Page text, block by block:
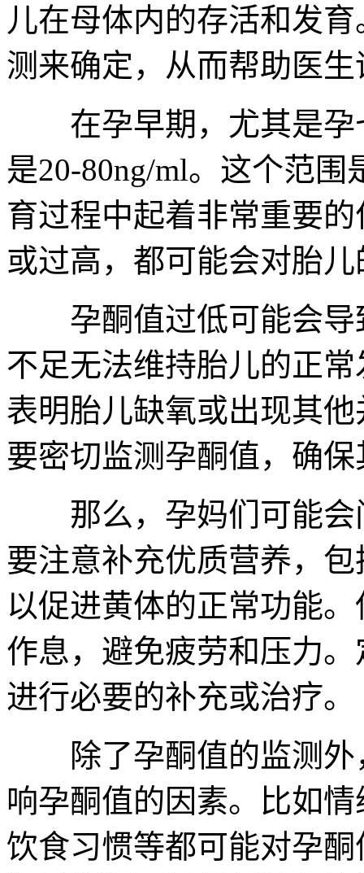
儿在母体内的存活和发
测来确定，从而帮助医
在孕早期，尤其是孕
是20-80ng/ml。这个范
育过程中起着非常重要
或过高，都可能会对胎
孕酮值过低可能会导
不足无法维持胎儿的正
表明胎儿缺氧或出现其
要密切监测孕酮值，确
那么，孕妈们可能会
要注意补充优质营养，
以促进黄体的正常功能
作息，避免疲劳和压力
进行必要的补充或治疗。
除了孕酮值的监测外
响孕酮值的因素。比如
饮食习惯等都可能对孕